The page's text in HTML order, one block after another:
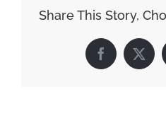
Share This Story,
Facebook
X